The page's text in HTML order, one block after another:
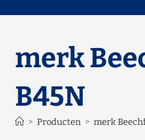
merk
B45N
> Producten > merk